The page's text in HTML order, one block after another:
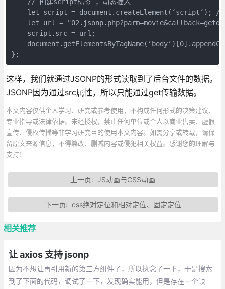
let script = document.createElement(‘script‘); //
let url =
    script.src = url;
这样，我们就通过JSONP的形式读取到了后台文件的数据。
JSONP因为通过src属性，所以只能通过get传输数据。
本文内容仅供个人学习、研究或参考使用，不构成任何形式的决策建议、
专业指导或法律依据。未经授权，禁止任何单位或个人以商业售卖、虚假
宣传、侵权传播等非学习研究目的使用本文内容。如需分享或转载，请保
留原文来源信息，不得篡改、删减内容或侵犯相关权益。感谢您的理解与
支持！
上一页:JS动画与CSS动画
下一页: css绝对定位和相对定位、固定定位
相关推荐
让 axios 支持 jsonp
因为不想让再引用新的第三方组件了，所以执念了一下，于是搜索
到了下面的代码，调试了一下，发现确实能用，但是存在一个缺